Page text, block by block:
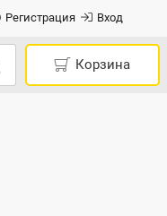
Регистрация Вход
Корзина